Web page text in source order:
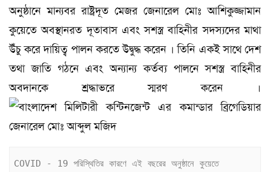
অনুষ্ঠানে মান্যবর রাষ্ট্রদূত মেজর জেনারেল মোঃ আশিকুজ্জামান
কুয়েতে অবস্থানরত দূতাবাস এবং সশস্ত্র বাহিনীর সদস্যদের মাথা
উঁচু করে দায়িত্ব পালন করতে উদ্বুদ্ধ করেন । তিনি একই সাথে দেশ
তথা জাতি গঠনে এবং অন্যান্য কর্তব্য পালনে সশস্ত্র বাহিনীর
অবদানকে শ্রদ্ধাভরে স্মরণ করেন ।
COVID - 19 পরিস্থিতির কারণে এই বছরের অনুষ্ঠানে কুয়েতে